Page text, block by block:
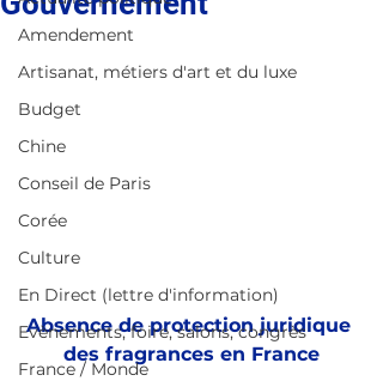
Amendement
Artisanat, métiers d'art et du luxe
Budget
Chine
Conseil de Paris
Corée
Culture
En Direct (lettre d'information)
Evènements, foire, salons, congrès
France / Monde
Absence de protection juridique
des fragrances en France